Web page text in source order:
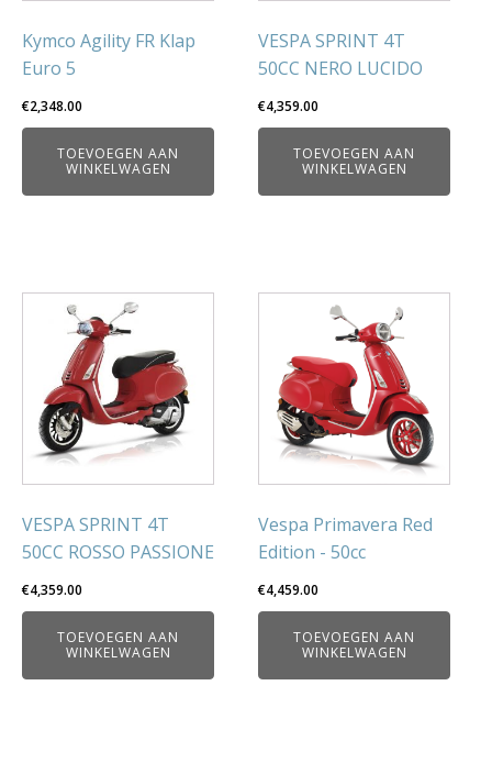
Kymco Agility FR Klap
Euro 5
€2,348.00
TOEVOEGEN AAN
WINKELWAGEN
VESPA SPRINT 4T
50CC NERO LUCIDO
€4,359.00
TOEVOEGEN AAN
WINKELWAGEN
VESPA SPRINT 4T
50CC ROSSO PASSIONE
€4,359.00
TOEVOEGEN AAN
WINKELWAGEN
Vespa Primavera Red
Edition - 50cc
€4,459.00
TOEVOEGEN AAN
WINKELWAGEN